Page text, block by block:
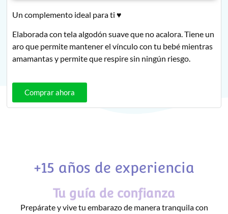
Un complemento ideal para ti ♥
Elaborada con tela algodón suave que no acalora. Tiene un
aro que permite mantener el vínculo con tu bebé mientras
amamantas y permite que respire sin ningún riesgo.
Comprar ahora
+15 años de experiencia
Tu guía de confianza
Prepárate y vive tu embarazo de manera tranquila con